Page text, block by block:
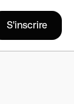
S'inscrire